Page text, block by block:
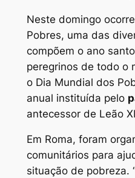
Neste domingo
Pobres, uma das
compõem o ano
peregrinos de todo o
o Dia Mundial dos
anual instituída pelo
antecessor de Leão
Em Roma, foram
comunitários para
situação de pobreza.